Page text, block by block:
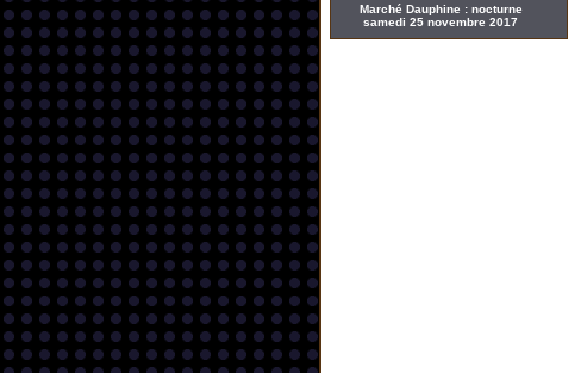
Marché Dauphine : nocturne
samedi 25 novembre 2017